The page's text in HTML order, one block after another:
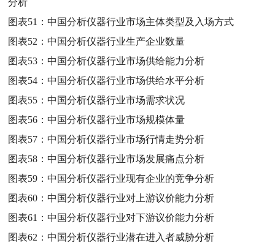
图表51：中国分析仪器行业市场主体类型及入场方式
图表52：中国分析仪器行业生产企业数量
图表53：中国分析仪器行业市场供给能力分析
图表54：中国分析仪器行业市场供给水平分析
图表55：中国分析仪器行业市场需求状况
图表56：中国分析仪器行业市场规模体量
图表57：中国分析仪器行业市场行情走势分析
图表58：中国分析仪器行业市场发展痛点分析
图表59：中国分析仪器行业现有企业的竞争分析
图表60：中国分析仪器行业对上游议价能力分析
图表61：中国分析仪器行业对下游议价能力分析
图表62：中国分析仪器行业潜在进入者威胁分析